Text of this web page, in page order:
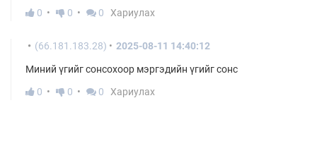
0
0 0 Хариулах
(66.181.183.28) 2025-08-11 14:40:12
Миний үгийг сонсохоор мэргэдийн үгийг сонс
0
0 0 Хариулах